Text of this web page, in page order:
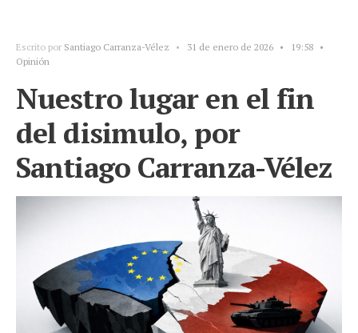
Escrito por Santiago Carranza-Vélez • 31 de enero de 2026 • 19:58 •
Opinión
Nuestro lugar en el fin
del disimulo, por
Santiago Carranza-Vélez